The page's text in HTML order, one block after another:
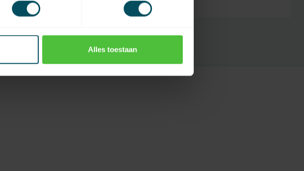
Alles toestaan
Code 7432257296227